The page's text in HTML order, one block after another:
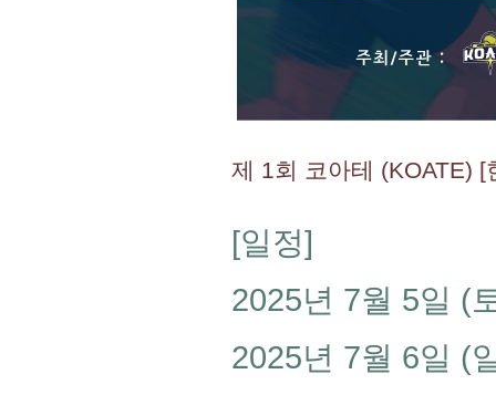
제 1회 코아테 (KOATE)
[일정]
2025년 7월 5일 (
2025년 7월 6일 (